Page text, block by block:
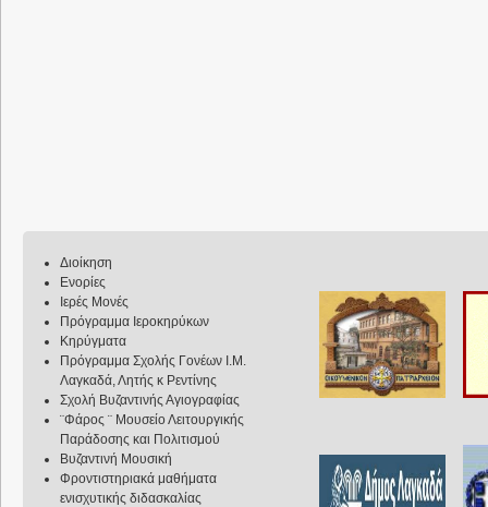
Διοίκηση
Ενορίες
Ιερές Μονές
Πρόγραμμα Ιεροκηρύκων
Κηρύγματα
Πρόγραμμα Σχολής Γονέων Ι.Μ.
Λαγκαδά, Λητής κ Ρεντίνης
Σχολή Βυζαντινής Αγιογραφίας
¨Φάρος ¨ Μουσείο Λειτουργικής
Παράδοσης και Πολιτισμού
Βυζαντινή Μουσική
Φροντιστηριακά μαθήματα
ενισχυτικής διδασκαλίας